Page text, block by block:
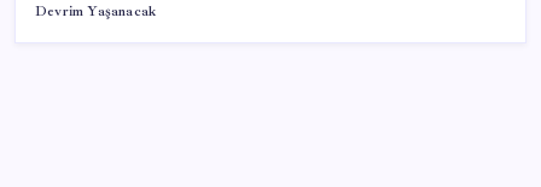
Devrim Yaşanacak